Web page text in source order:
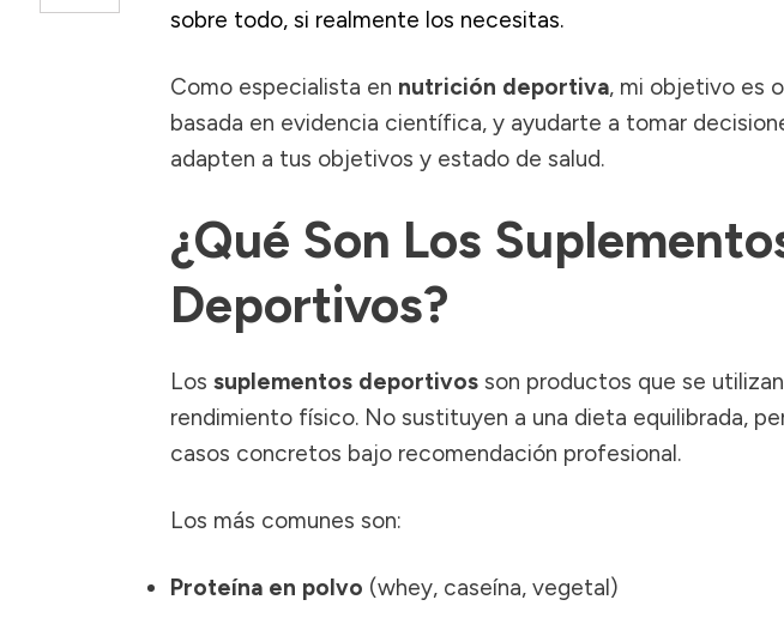
sobre todo, si realmente los necesitas.
Como especialista en nutrición deportiva, mi objetivo es
basada en evidencia científica, y ayudarte a tomar
adapten a tus objetivos y estado de salud.
¿Qué Son Los
Deportivos?
Los suplementos deportivos son productos que se
rendimiento físico. No sustituyen a una dieta equilibrada,
casos concretos bajo recomendación profesional.
Los más comunes son:
Proteína en polvo (whey, caseína, vegetal)